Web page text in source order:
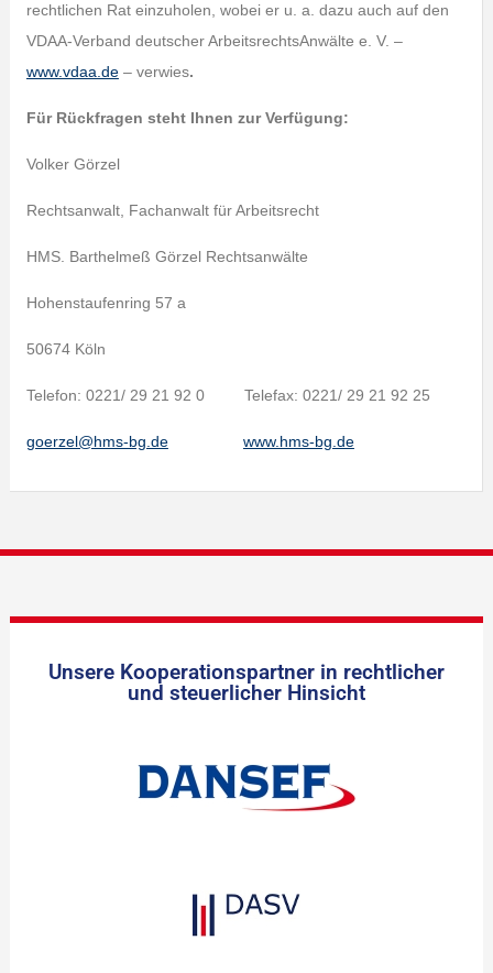
rechtlichen Rat einzuholen, wobei er u. a. dazu auch auf den
VDAA-Verband deutscher ArbeitsrechtsAnwälte e. V. –
www.vdaa.de– verwies.
Für Rückfragen steht Ihnen zur Verfügung:
Volker Görzel
Rechtsanwalt, Fachanwalt für Arbeitsrecht
HMS. Barthelmeß Görzel Rechtsanwälte
Hohenstaufenring 57 a
50674 Köln
Telefon: 0221/ 29 21 92 0 Telefax: 0221/ 29 21 92 25
goerzel@hms-bg.de www.hms-bg.de
Unsere Kooperationspartner in rechtlicher
und steuerlicher Hinsicht